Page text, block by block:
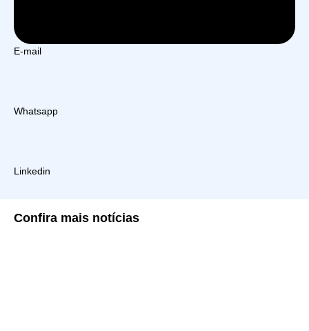
E-mail
Whatsapp
Linkedin
Confira mais notícias